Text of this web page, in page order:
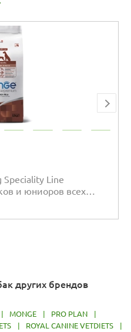
Line
и юниоров всех
других брендов
| MONGE | PRO PLAN
|
| ROYAL CANINE VETDIETS
|